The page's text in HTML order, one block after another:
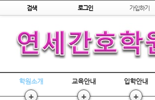
Skip to content
검색 로그인 가입하기
학원소개
+
교육안내
+
입학안내
+
2026-07-17 [광주간호학원] 간호조무사 국비교육 수강평 조회